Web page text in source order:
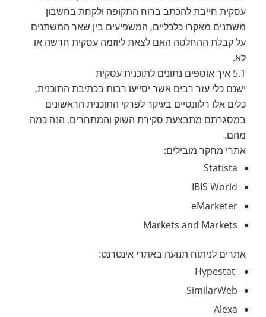
עסקית חייבת להכתב ברוח התקופה ולקחת בחשבון
משתנים מאקרו כלכליים, המשפיעים בין שאר המשתנים
על קבלת ההחלטה האם לצאת ליוזמה עסקית חדשה או
לא.
5.1 איך אוספים נתונים לתוכנית עסקית
ישנם כלי עזר רבים אשר יסייעו רבות בכתיבת התוכנית,
כלים אלו רלוונטיים בעיקר לפרקי התוכנית הראשונים
במסגרתם מתבצעת סקירת השוק והמתחרים, הנה כמה
מהם.
אתרי מחקר מובילים:
Statista
IBIS World
eMarketer
Markets and Markets
אתרים לניתוח תנועה באתרי אינטרנט:
SimilarWeb
Alexa